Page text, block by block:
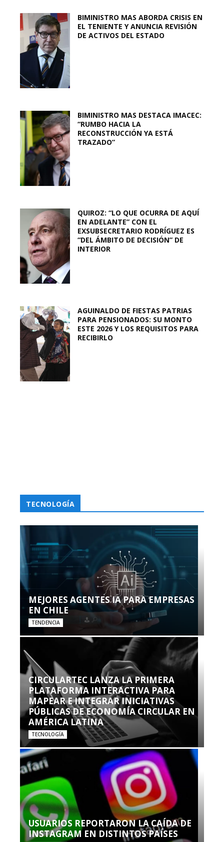
BIMINISTRO MAS ABORDA CRISIS EN
EL TENIENTE Y ANUNCIA REVISIÓN
DE ACTIVOS DEL ESTADO
BIMINISTRO MAS DESTACA IMACEC:
“RUMBO HACIA LA
RECONSTRUCCIÓN YA ESTÁ
TRAZADO”
QUIROZ: “LO QUE OCURRA DE AQUÍ
EN ADELANTE” CON EL
EXSUBSECRETARIO RODRÍGUEZ ES
“DEL ÁMBITO DE DECISIÓN” DE
INTERIOR
AGUINALDO DE FIESTAS PATRIAS
PARA PENSIONADOS: SU MONTO
ESTE 2026 Y LOS REQUISITOS PARA
RECIBIRLO
TECNOLOGÍA
MEJORES AGENTES IA PARA EMPRESAS
EN CHILE
TENDENCIA
CIRCULARTEC LANZA LA PRIMERA
PLATAFORMA INTERACTIVA PARA
MAPEAR E INTEGRAR INICIATIVAS
PÚBLICAS DE ECONOMÍA CIRCULAR EN
AMÉRICA LATINA
TECNOLOGÍA
USUARIOS REPORTARON LA CAÍDA DE
INSTAGRAM EN DISTINTOS PAÍSES